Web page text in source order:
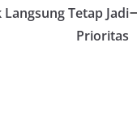
Tetap Jadi
Prioritas